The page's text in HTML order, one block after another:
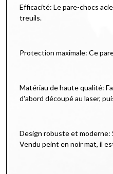
Efficacité: Le pare-chocs
treuils.
Protection maximale: Ce
Matériau de haute qualité:
d'abord découpé au laser,
Design robuste et moderne:
Vendu peint en noir mat, il